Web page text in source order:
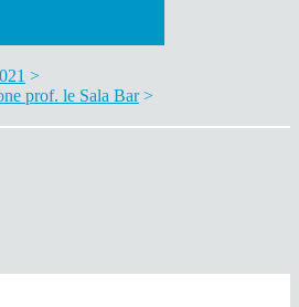
>
prof. le Sala Bar >